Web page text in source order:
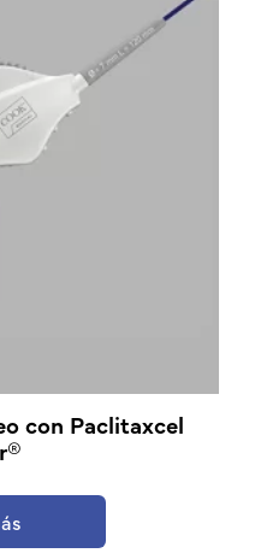
con Paclitaxcel